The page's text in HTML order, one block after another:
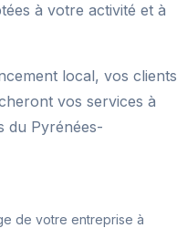
à votre activité et à
local, vos clients
vos services à
du Pyrénées-
de votre entreprise à